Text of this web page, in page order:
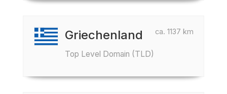
ca. 1137 km
Griechenland
Top Level Domain (TLD)